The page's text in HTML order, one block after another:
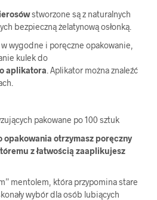
stworzone są z naturalnych
bezpieczną żelatynową osłonką.
w wygodne i poręczne opakowanie,
kulek do
aplikatora . Aplikator można znaleźć
pakowane po 100 sztuk
opakowania otrzymasz poręczny
z łatwością zaaplikujesz
mentolem, która przypomina stare
wybór dla osób lubiących